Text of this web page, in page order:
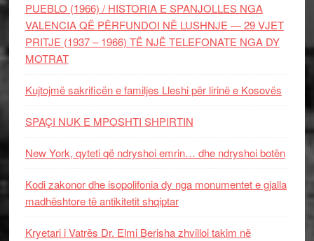
PUEBLO (1966) / HISTORIA E SPANJOLLES NGA
VALENCIA QË PËRFUNDOI NË LUSHNJE — 29 VJET
PRITJE (1937 – 1966) TË NJË TELEFONATE NGA DY
MOTRAT
Kujtojmë sakrificën e familjes Lleshi për lirinë e Kosovës
SPAÇI NUK E MPOSHTI SHPIRTIN
New York, qyteti që ndryshoi emrin… dhe ndryshoi botën
Kodi zakonor dhe isopolifonia dy nga monumentet e gjalla
madhështore të antikitetit shqiptar
Kryetari i Vatrës Dr. Elmi Berisha zhvilloi takim në